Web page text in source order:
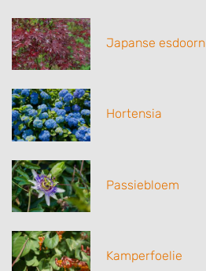
Japanse esdoorn
Hortensia
Passiebloem
Kamperfoelie